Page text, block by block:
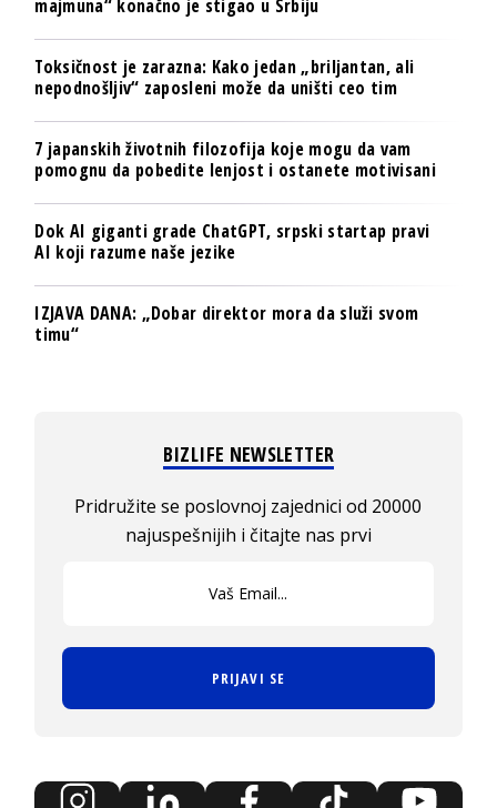
majmuna“ konačno je stigao u Srbiju
Toksičnost je zarazna: Kako jedan „briljantan, ali
nepodnošljiv“ zaposleni može da uništi ceo tim
7 japanskih životnih filozofija koje mogu da vam
pomognu da pobedite lenjost i ostanete motivisani
Dok AI giganti grade ChatGPT, srpski startap pravi
AI koji razume naše jezike
IZJAVA DANA: „Dobar direktor mora da služi svom
timu“
BIZLIFE NEWSLETTER
Pridružite se poslovnoj zajednici od 20000
najuspešnijih i čitajte nas prvi
PRIJAVI SE